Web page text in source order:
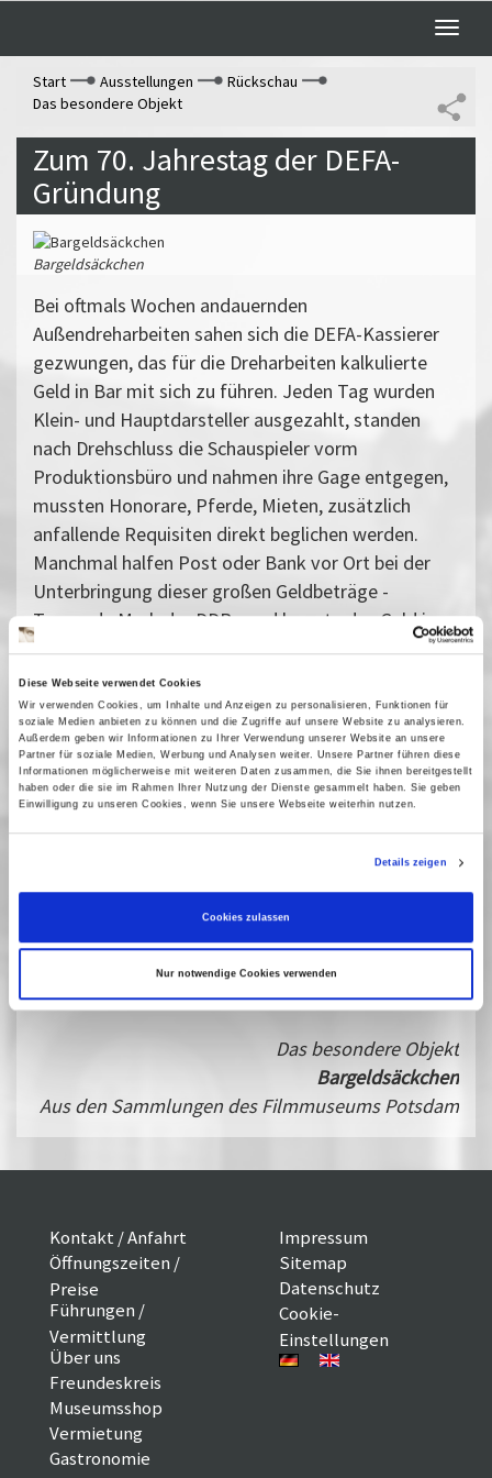
Diese Webseite verwendet Cookies
Wir verwenden Cookies, um Inhalte und Anzeigen zu personalisieren, Funktionen für
soziale Medien anbieten zu können und die Zugriffe auf unsere Website zu analysieren.
Außerdem geben wir Informationen zu Ihrer Verwendung unserer Website an unsere
Partner für soziale Medien, Werbung und Analysen weiter. Unsere Partner führen diese
Informationen möglicherweise mit weiteren Daten zusammen, die Sie ihnen bereitgestellt
haben oder die sie im Rahmen Ihrer Nutzung der Dienste gesammelt haben. Sie geben
Einwilligung zu unseren Cookies, wenn Sie unsere Webseite weiterhin nutzen.
Details zeigen
Cookies zulassen
Nur notwendige Cookies verwenden
Toggle
Start
Ausstellungen
Rückschau
Das besondere Objekt
Zum 70. Jahrestag der DEFA-
Gründung
Bargeldsäckchen
Bei oftmals Wochen andauernden
Außendreharbeiten sahen sich die DEFA-Kassierer
gezwungen, das für die Dreharbeiten kalkulierte
Geld in Bar mit sich zu führen. Jeden Tag wurden
Klein- und Hauptdarsteller ausgezahlt, standen
nach Drehschluss die Schauspieler vorm
Produktionsbüro und nahmen ihre Gage entgegen,
mussten Honorare, Pferde, Mieten, zusätzlich
anfallende Requisiten direkt beglichen werden.
Manchmal halfen Post oder Bank vor Ort bei der
Unterbringung dieser großen Geldbeträge -
Tausende Mark der DDR - und lagerte das Geld in
einem Tresor. Überzählige Summen wurden nach
den angefallenen Auszahlungen in Jute-Säckchen
gelagert.
Wir zeigen im Rahmen des kleinsten
Ausstellungsformates des Museums, dem
DEFA-Studio für Spielfilme von den Kassierern und
Sparkassen verwendet wurden.
Das besondere Objekt
Bargeldsäckchen
Aus den Sammlungen des Filmmuseums Potsdam
Kontakt / Anfahrt
Öffnungszeiten /
Preise
Führungen /
Vermittlung
Über uns
Freundeskreis
Museumsshop
Vermietung
Gastronomie
Impressum
Sitemap
Datenschutz
Cookie-
Einstellungen